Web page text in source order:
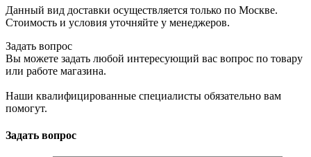
Данный вид доставки осуществляется только по Москве.
Стоимость и условия уточняйте у менеджеров.
Задать вопрос
Вы можете задать любой интересующий вас вопрос по товару
или работе магазина.
Наши квалифицированные специалисты обязательно вам
помогут.
Задать вопрос